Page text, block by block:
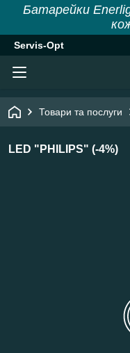
Батарейки
Servis-Opt
Товари та послуги
LED "PHILIPS" (-4%)